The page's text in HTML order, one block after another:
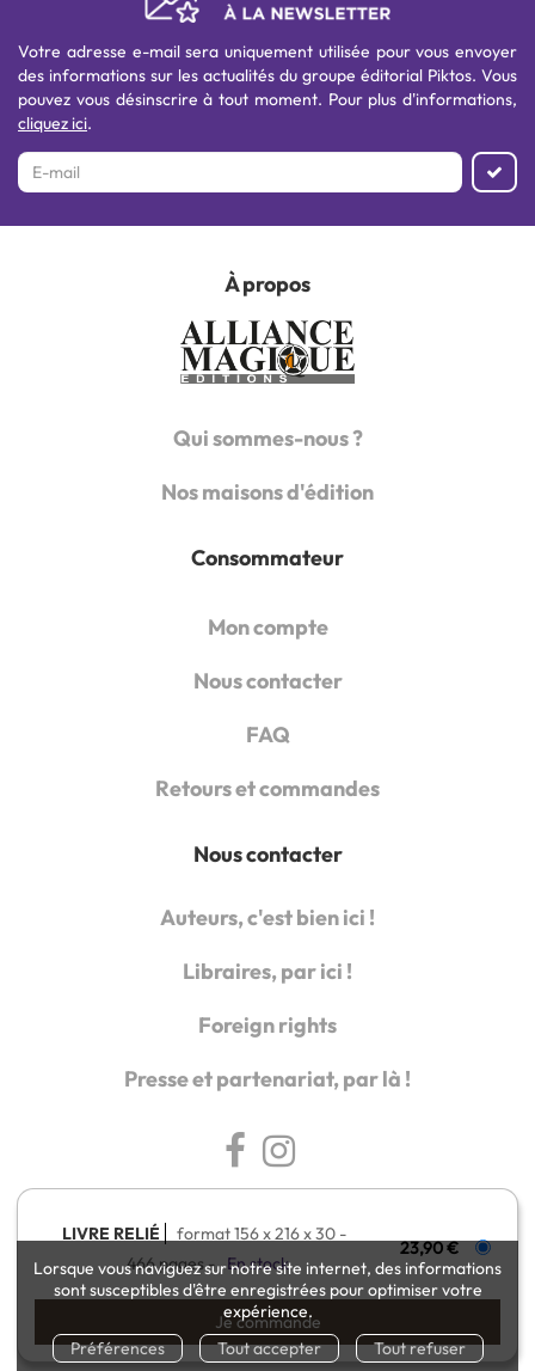
Lorsque vous naviguez sur notre site internet, des informations
sont susceptibles d'être enregistrées pour optimiser votre
expérience.
Préférences
Tout accepter Tout refuser
LIVRE RELIÉ
format 156 x 216 x 30
466 pages
En stock
23,90 €
Votre adresse e-mail sera uniquement utilisée pour vous envoyer
des informations sur les actualités du groupe éditorial Piktos. Vous
pouvez vous désinscrire à tout moment. Pour plus d'informations,
cliquez ici.
À propos
Qui sommes-nous ?
Nos maisons d'édition
Consommateur
Mon compte
Nous contacter
FAQ
Retours et commandes
Nous contacter
Auteurs, c'est bien ici !
Libraires, par ici !
Foreign rights
Presse et partenariat, par là !
Charte de référencement
Charte de données personnelles
Conditions générales d'utilisation
Conditions générales de vente
Mentions légales